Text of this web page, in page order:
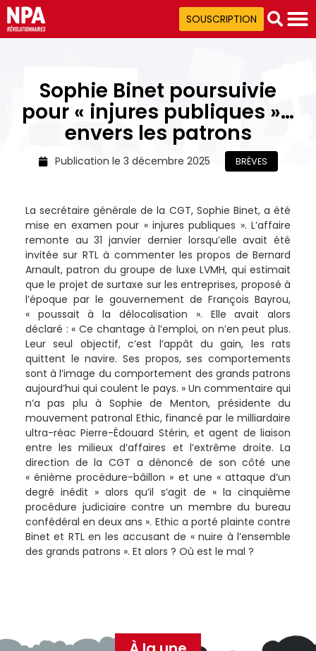
SOUSCRIPTION
Sophie Binet poursuivie
pour « injures publiques »…
envers les patrons
Publication le 3 décembre 2025 BRÈVES
La secrétaire générale de la CGT, Sophie Binet, a été
mise en examen pour « injures publiques ». L’affaire
remonte au 31 janvier dernier lorsqu’elle avait été
invitée sur RTL à commenter les propos de Bernard
Arnault, patron du groupe de luxe LVMH, qui estimait
que le projet de surtaxe sur les entreprises, proposé à
l’époque par le gouvernement de François Bayrou,
« poussait à la délocalisation ». Elle avait alors
déclaré : « Ce chantage à l’emploi, on n’en peut plus.
Leur seul objectif, c’est l’appât du gain, les rats
quittent le navire. Ses propos, ses comportements
sont à l’image du comportement des grands patrons
aujourd’hui qui coulent le pays. » Un commentaire qui
n’a pas plu à Sophie de Menton, présidente du
mouvement patronal Ethic, financé par le milliardaire
ultra-réac Pierre-Édouard Stérin, et agent de liaison
entre les milieux d’affaires et l’extrême droite. La
direction de la CGT a dénoncé de son côté une
« énième procédure-bâillon » et une « attaque d’un
degré inédit » alors qu’il s’agit de « la cinquième
procédure judiciaire contre un membre du bureau
confédéral en deux ans ». Ethic a porté plainte contre
Binet et RTL en les accusant de « nuire à l’ensemble
des grands patrons ». Et alors ? Où est le mal ?